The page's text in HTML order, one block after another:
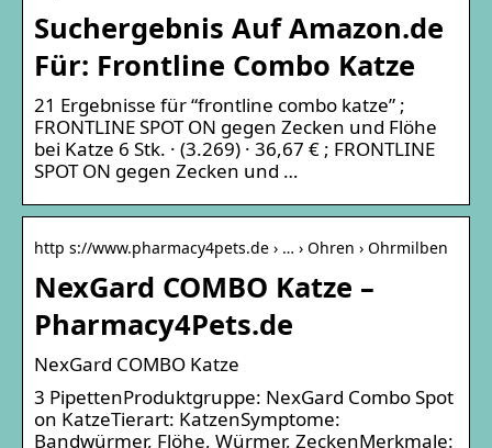
Suchergebnis Auf Amazon.de
Für: Frontline Combo Katze
21 Ergebnisse für “frontline combo katze” ;
FRONTLINE SPOT ON gegen Zecken und Flöhe
bei Katze 6 Stk. · (3.269) · 36,67 € ; FRONTLINE
SPOT ON gegen Zecken und …
http s://www.pharmacy4pets.de › … › Ohren › Ohrmilben
NexGard COMBO Katze –
Pharmacy4Pets.de
NexGard COMBO Katze
3 PipettenProduktgruppe: NexGard Combo Spot
on KatzeTierart: KatzenSymptome:
Bandwürmer, Flöhe, Würmer, ZeckenMerkmale: